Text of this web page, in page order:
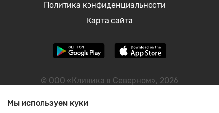
© ООО «Клиника в Северном», 2026
Политика конфиденциальности
Карта сайта
Мы используем куки